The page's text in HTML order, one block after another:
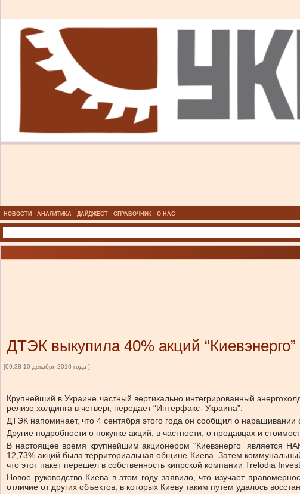
НОВОСТИ АНАЛИТИКА ДАЙДЖЕСТ СПРАВОЧНИК О НАС
ДТЭК выкупила 40% акций “Киевэнерго”
[09:38 10 декабря 2010 года ]
Крупнейший в Украине частный вертикально интегрированный
релизе холдинга в четверг, передает “Интерфакс- Украина”.
ДТЭК напоминает, что 4 сентября этого года он сообщил о наращивании
Другие подробности о покупке акций, в частности, о продавцах и
В настоящее время крупнейшим акционером “Киевэнерго” является
12,73% акций была территориальная общине Киева. Затем
что этот пакет перешел в собственность кипрской компании Trelodia
Новое руководство Киева в этом году заявило, что изучает
отличие от других объектов, в которых Киеву таким путем удалось